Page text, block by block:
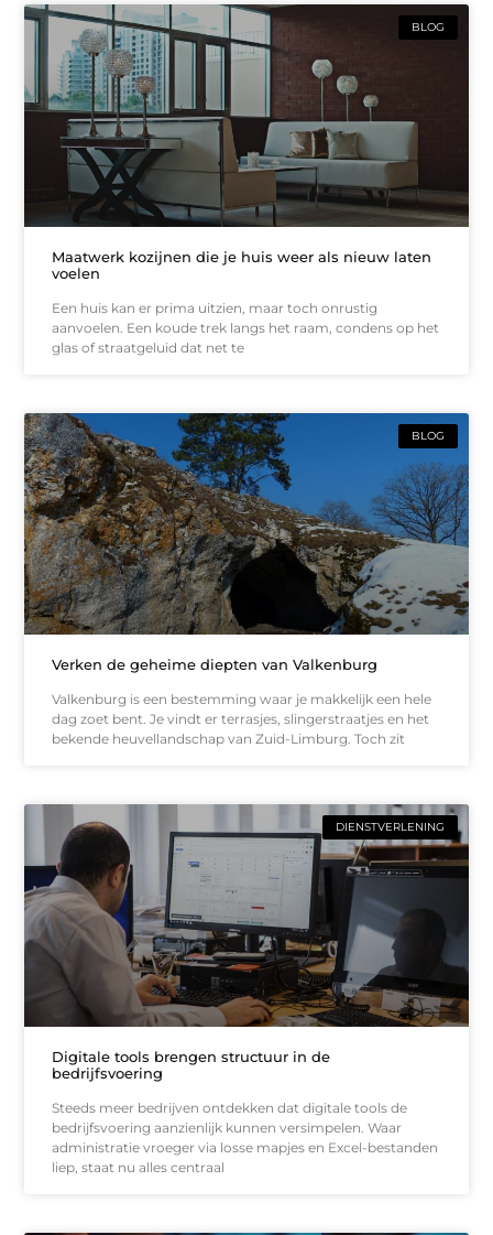
BLOG
Maatwerk kozijnen die je huis weer als nieuw laten
voelen
Een huis kan er prima uitzien, maar toch onrustig
aanvoelen. Een koude trek langs het raam, condens op het
glas of straatgeluid dat net te
BLOG
Verken de geheime diepten van Valkenburg
Valkenburg is een bestemming waar je makkelijk een hele
dag zoet bent. Je vindt er terrasjes, slingerstraatjes en het
bekende heuvellandschap van Zuid-Limburg. Toch zit
DIENSTVERLENING
Digitale tools brengen structuur in de
bedrijfsvoering
Steeds meer bedrijven ontdekken dat digitale tools de
bedrijfsvoering aanzienlijk kunnen versimpelen. Waar
administratie vroeger via losse mapjes en Excel-bestanden
liep, staat nu alles centraal